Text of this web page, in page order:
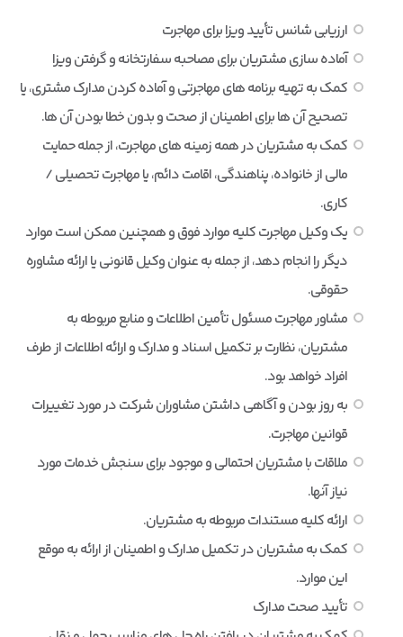
ارزیابی شانس تأیید ویزا برای مهاجرت
آماده سازی مشتریان برای مصاحبه سفارتخانه و گرفتن ویزا
کمک به تهیه برنامه های مهاجرتی و آماده کردن مدارک مشتری، یا
تصحیح آن ها برای اطمینان از صحت و بدون خطا بودن آن ها.
کمک به مشتریان در همه زمینه های مهاجرت، از جمله حمایت
مالی از خانواده، پناهندگی، اقامت دائم، یا مهاجرت تحصیلی /
کاری.
یک وکیل مهاجرت کلیه موارد فوق و همچنین ممکن است موارد
دیگر را انجام دهد، از جمله به عنوان وکیل قانونی یا ارائه مشاوره
حقوقی.
مشاور مهاجرت مسئول تأمین اطلاعات و منابع مربوطه به
مشتریان، نظارت بر تکمیل اسناد و مدارک و ارائه اطلاعات از طرف
افراد خواهد بود.
به روز بودن و آگاهی داشتن مشاوران شرکت در مورد تغییرات
قوانین مهاجرت.
ملاقات با مشتریان احتمالی و موجود برای سنجش خدمات مورد
نیاز آنها.
ارائه کلیه مستندات مربوطه به مشتریان.
کمک به مشتریان در تکمیل مدارک و اطمینان از ارائه به موقع
این موارد.
تأیید صحت مدارک